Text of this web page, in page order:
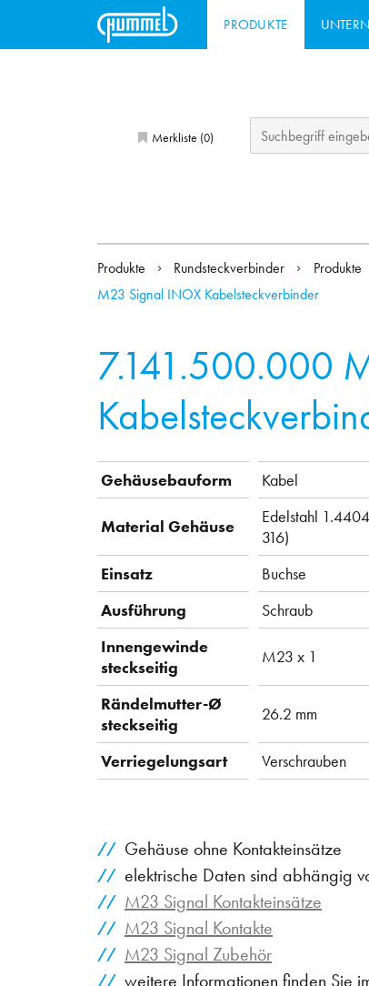
PRODUKTE
Merkliste (0)
Produkte Rundsteckverbinder Produkte
M23 Signal INOX Kabelsteckverbinder
7.141.500.000
Gehäusebauform Kabel
Material Gehäuse
Edelstahl
316)
Einsatz
Buchse
Ausführung
Schraub
Innengewinde
steckseitig
M23 x 1
Rändelmutter-Ø
steckseitig
26.2 mm
Verriegelungsart Verschrauben
Gehäuse ohne Kontakteinsätze
elektrische Daten sind abhängig
M23 Signal Kontakteinsätze
M23 Signal Kontakte
M23 Signal Zubehör
weitere Informationen finden Sie